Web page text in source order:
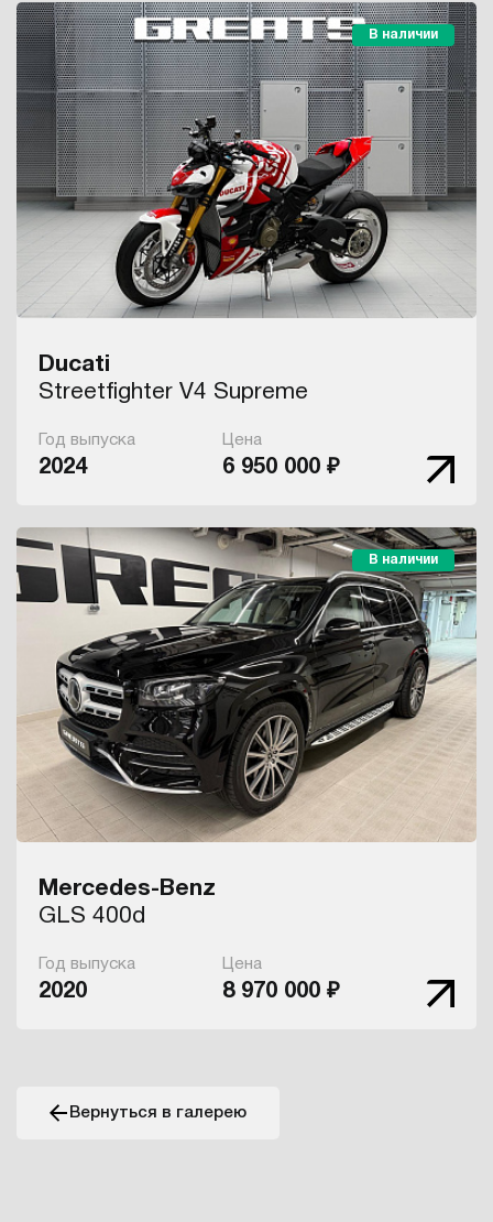
В наличии
Ducati
Streetfighter V4 Supreme
Год выпуска
2024
Цена
6 950 000 ₽
В наличии
Mercedes-Benz
GLS 400d
Год выпуска
2020
Цена
8 970 000 ₽
Вернуться в галерею